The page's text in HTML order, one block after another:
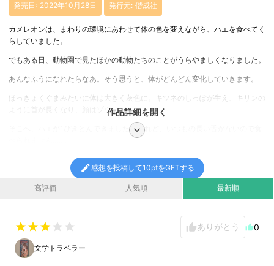
作品詳細を開く
chevron_right
発売日: 2022年10月28日 発行元: 偕成社
カメレオンは、まわりの環境にあわせて体の色を変えながら、ハエを食べてく
らしていました。
でもある日、動物園で見たほかの動物たちのことがうらやましくなりました。
あんなふうになれたらなあ。そう思うと、体がどんどん変化していきます。
ほっきょくぐまみたいに体は大きく灰色に。キツネのしっぽが生え、キリンの
ように首が長くなり、顔はゾウ……。
そこへ、ハエが1ぴきとんできました。けれど、いつもの長い舌がないので食
「もとのぼくになれたらなあ！」
ページをめくるごとに、いろんな動物の特徴を身につけて、色も形もあざやか
に変わっていくカメレオン。
高評価 人気順 最新順
edit感想を投稿して10ptをGETする
star star star star star thumb_upありがとう thumb_up0
文学トラベラー